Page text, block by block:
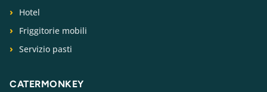
Hotel
Friggitorie mobili
Servizio pasti
CATERMONKEY